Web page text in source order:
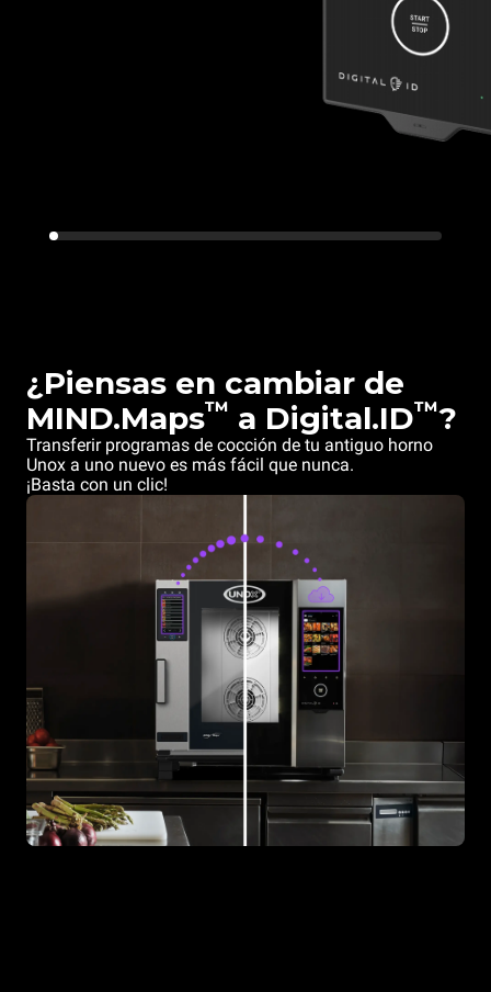
¿Piensas en cambiar de
MIND.Maps™ a Digital.ID™?
Transferir programas de cocción de tu antiguo horno
Unox a uno nuevo es más fácil que nunca.
¡Basta con un clic!